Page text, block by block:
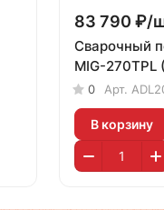
83 790 ₽/
Сварочный
MIG-270TPL
0 Арт.
В корзину